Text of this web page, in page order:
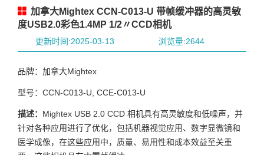
加拿大Mightex CCN-C013-U 带帧缓冲器的高灵敏
度USB2.0彩色1.4MP 1/2〃CCD相机
更新时间:2025-03-13 浏览量:2644
品牌：加拿大Mightex
型号：CCN-C013-U, CCE-C013-U
描述： Mightex USB 2.0 CCD 相机具有高灵敏度和低噪声，并
针对各种应用进行了优化，包括机器视觉应用、数字显微镜和
医学成像，在这些应用中，质量、易用性和成本效益至关重